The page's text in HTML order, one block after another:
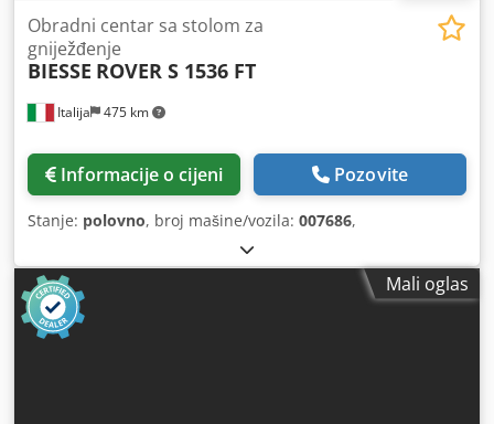
Italija 475 km
Obradni centar sa stolom za
gniježđenje
BIESSE ROVER S 1536 FT
Informacije o cijeni Pozovite
Stanje: polovno, broj mašine/vozila: 007686,
Mali oglas